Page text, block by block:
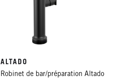
ALTADO
Robinet de bar/préparation Altado